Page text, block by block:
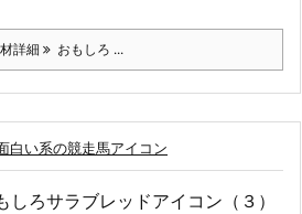
詳細 おもしろ ...
白い系の競走馬アイコン
しろサラブレッドアイコン（３）